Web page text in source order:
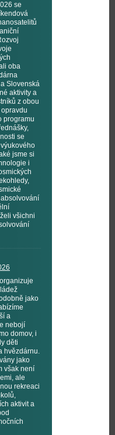
se
oba
Slovenská
aktivity a
z obou
programu
se
jsme si
i
všichni
jako
a
nebojí
domov, i
děti
hvězdárnu.
jako
však není
ale
rekreaci
aktivit a